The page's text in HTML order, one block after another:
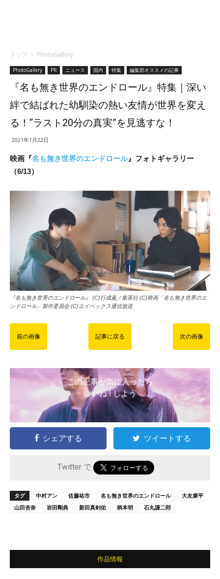
トップ PhotoGallery
PhotoGallery PR ニュース 国内 特集 編集部オススメの記事
『名も無き世界のエンドロール』特集｜深い
絆で結ばれた幼馴染の熱い友情が世界を変え
る！“ラスト20分の真実”を見逃すな！
2021年1月22日
映画『名も無き世界のエンドロール』フォトギャラリー
（6/13）
『名も無き世界のエンドロール』 (C)行成薫／集英社 (C)映画「名も無き世界のエ
ンドロール」製作委員会 (C)エイベックス通信放送
前の画像 記事に戻る 次の画像
この記事が気に入ったら
いいね ! しよう
シェアする ツイートする
Twitter で
タグ 中村アン 佐藤祐市 名も無き世界のエンドロール
大友康平
山田杏奈
岩田剛典 新田真剣佑 柄本明 石丸謙二郎
作品情報